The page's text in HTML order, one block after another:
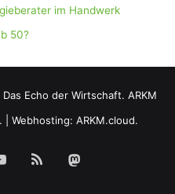
im Handwerk
50?
Echo der Wirtschaft. ARKM
Webhosting: ARKM.cloud.
YouTubeRSS